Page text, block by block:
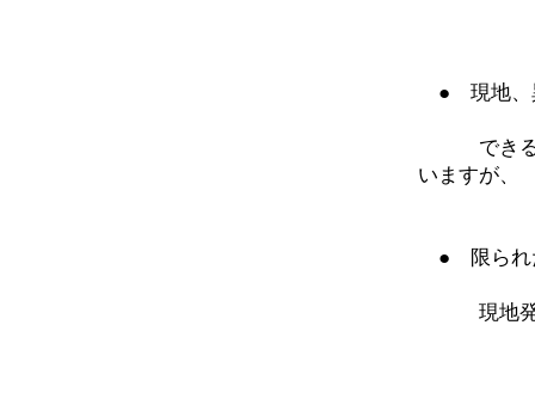
● 現地、
できるだ
いますが、
● 限られ
現地発、